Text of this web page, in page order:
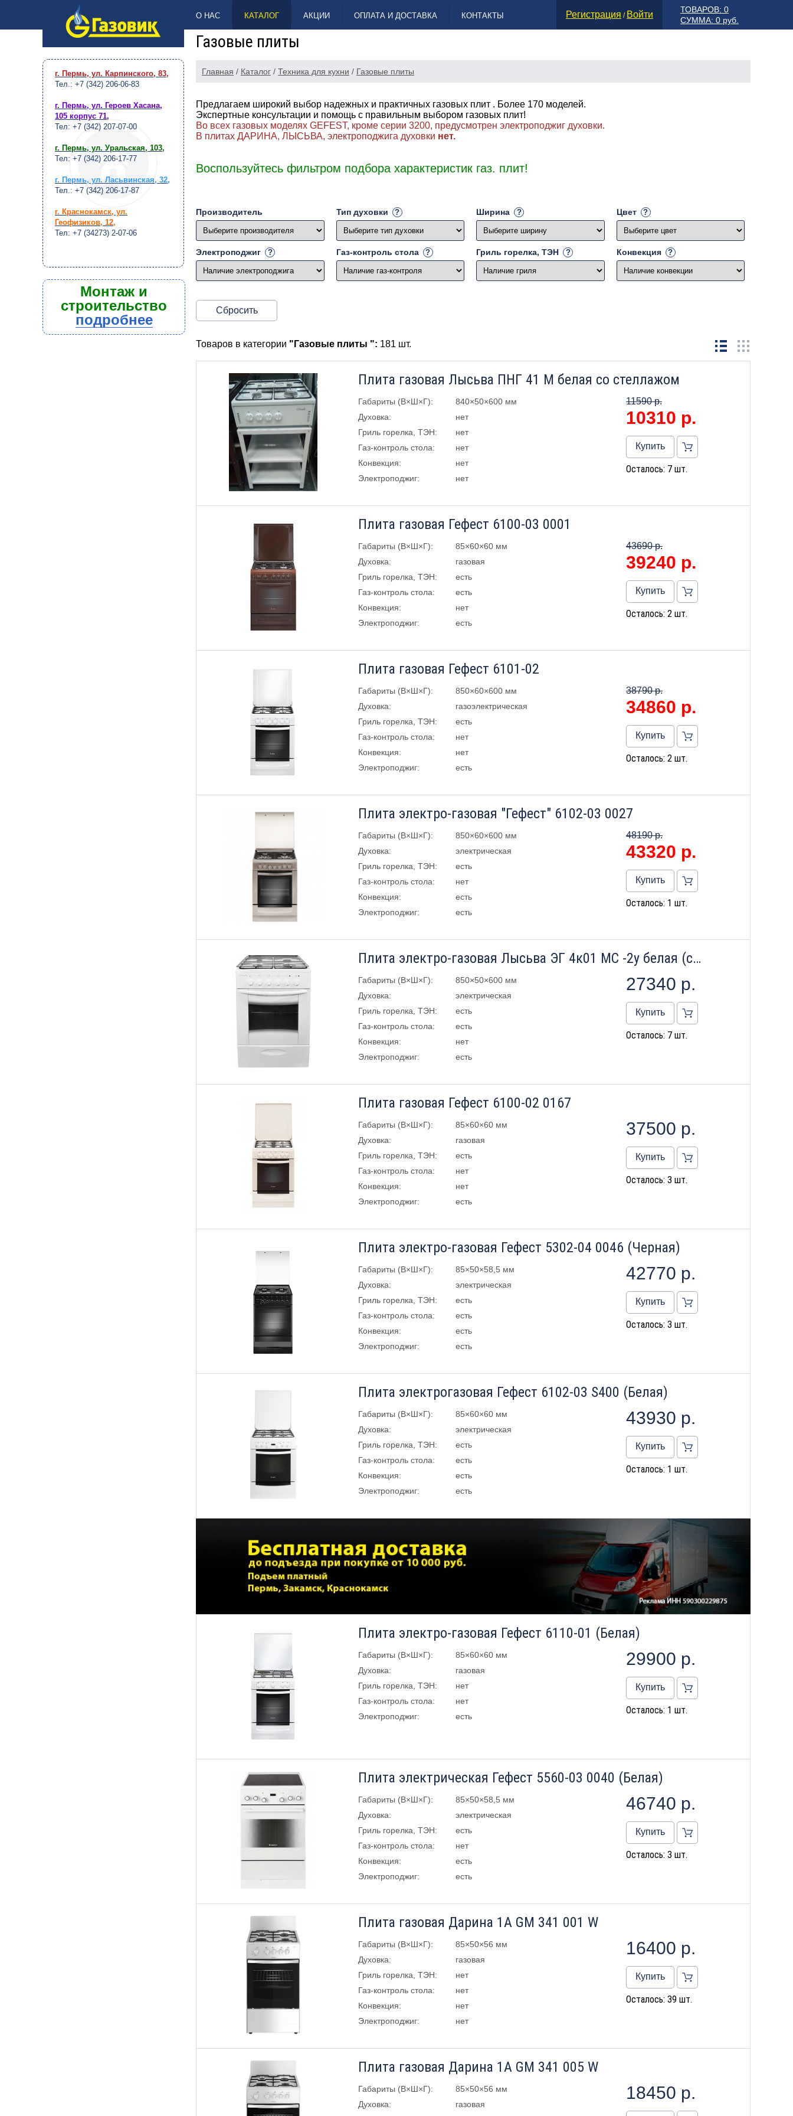
НАВЕРХ
О НАС КАТАЛОГ АКЦИИ ОПЛАТА И ДОСТАВКА КОНТАКТЫ
ТОВАРОВ: 0
СУММА: 0 руб.
Регистрация / Войти
Газовые плиты
Главная / Каталог / Техника для кухни / Газовые плиты
Предлагаем широкий выбор надежных и практичных газовых плит . Более 170 моделей.
Экспертные консультации и помощь с правильным выбором газовых плит!
Во всех газовых моделях GEFEST, кроме серии 3200, предусмотрен электроподжиг духовки.
В плитах ДАРИНА, ЛЫСЬВА, электроподжига духовки нет.
Воспользуйтесь фильтром подбора характеристик газ. плит!
Производитель Тип духовки Ширина Цвет
Электроподжиг Газ-контроль стола Гриль горелка, ТЭН Конвекция
Сбросить
Товаров в категории "Газовые плиты ": 181 шт.
Плита газовая Лысьва ПНГ 41 М белая со стеллажом
Габариты (В×Ш×Г):
840×50×600 мм
Духовка:
нет
Гриль горелка, ТЭН:
нет
Газ-контроль стола:
нет
Конвекция:
нет
Электроподжиг:
нет
11590 р.
10310 р.
Купить
Осталось: 7 шт.
Плита газовая Гефест 6100-03 0001
Габариты (В×Ш×Г):
85×60×60 мм
Духовка:
газовая
Гриль горелка, ТЭН:
есть
Газ-контроль стола:
есть
Конвекция:
нет
Электроподжиг:
есть
43690 р.
39240 р.
Купить
Осталось: 2 шт.
Плита газовая Гефест 6101-02
Габариты (В×Ш×Г):
850×60×600 мм
Духовка:
газоэлектрическая
Гриль горелка, ТЭН:
есть
Газ-контроль стола:
нет
Конвекция:
нет
Электроподжиг:
есть
38790 р.
34860 р.
Купить
Осталось: 2 шт.
Плита электро-газовая "Гефест" 6102-03 0027
Габариты (В×Ш×Г):
850×60×600 мм
Духовка:
электрическая
Гриль горелка, ТЭН:
есть
Газ-контроль стола:
нет
Конвекция:
есть
Электроподжиг:
есть
48190 р.
43320 р.
Купить
Осталось: 1 шт.
Плита электро-газовая Лысьва ЭГ 4к01 МС -2у белая (со стеклянной крышкой, с чугунной решеткой)
Габариты (В×Ш×Г):
850×50×600 мм
Духовка:
электрическая
Гриль горелка, ТЭН:
есть
Газ-контроль стола:
есть
Конвекция:
нет
Электроподжиг:
есть
27340 р.
Купить
Осталось: 7 шт.
Плита газовая Гефест 6100-02 0167
Габариты (В×Ш×Г):
85×60×60 мм
Духовка:
газовая
Гриль горелка, ТЭН:
есть
Газ-контроль стола:
нет
Конвекция:
нет
Электроподжиг:
есть
37500 р.
Купить
Осталось: 3 шт.
Плита электро-газовая Гефест 5302-04 0046 (Черная)
Габариты (В×Ш×Г):
85×50×58,5 мм
Духовка:
электрическая
Гриль горелка, ТЭН:
есть
Газ-контроль стола:
есть
Конвекция:
есть
Электроподжиг:
есть
42770 р.
Купить
Осталось: 3 шт.
Плита электрогазовая Гефест 6102-03 S400 (Белая)
Габариты (В×Ш×Г):
85×60×60 мм
Духовка:
электрическая
Гриль горелка, ТЭН:
есть
Газ-контроль стола:
есть
Конвекция:
есть
Электроподжиг:
есть
43930 р.
Купить
Осталось: 1 шт.
Плита электро-газовая Гефест 6110-01 (Белая)
Габариты (В×Ш×Г):
85×60×60 мм
Духовка:
газовая
Гриль горелка, ТЭН:
нет
Газ-контроль стола:
нет
Электроподжиг:
есть
29900 р.
Купить
Осталось: 1 шт.
Плита электрическая Гефест 5560-03 0040 (Белая)
Габариты (В×Ш×Г):
85×50×58,5 мм
Духовка:
электрическая
Гриль горелка, ТЭН:
есть
Газ-контроль стола:
нет
Конвекция:
есть
Электроподжиг:
есть
46740 р.
Купить
Осталось: 3 шт.
Плита газовая Дарина 1А GM 341 001 W
Габариты (В×Ш×Г):
85×50×56 мм
Духовка:
газовая
Гриль горелка, ТЭН:
нет
Газ-контроль стола:
нет
Конвекция:
нет
Электроподжиг:
нет
16400 р.
Купить
Осталось: 39 шт.
Плита газовая Дарина 1А GM 341 005 W
Габариты (В×Ш×Г):
85×50×56 мм
Духовка:
газовая
18450 р.
г. Пермь, ул. Карпинского, 83,
Тел.: +7 (342) 206-06-83
г. Пермь, ул. Героев Хасана,
105 корпус 71,
Тел: +7 (342) 207-07-00
г. Пермь, ул. Уральская, 103,
Тел: +7 (342) 206-17-77
г. Пермь, ул. Ласьвинская, 32,
Тел.: +7 (342) 206-17-87
г. Краснокамск, ул.
Геофизиков, 12,
Тел: +7 (34273) 2-07-06
Монтаж и
строительство
подробнее